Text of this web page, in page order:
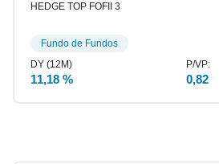
HEDGE TOP FOFII 3
11,18 % 0,82
Fundo de Fundos